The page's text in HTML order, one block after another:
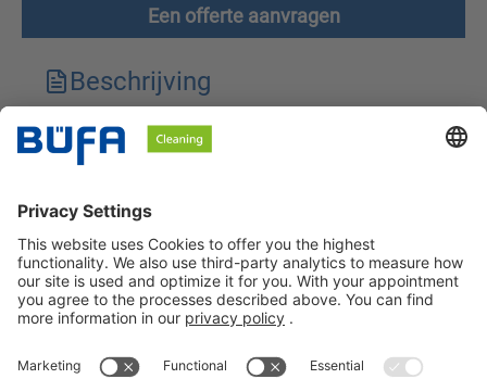
Een offerte aanvragen
Beschrijving
Technische kenmerken
Veiligheidsinstructies